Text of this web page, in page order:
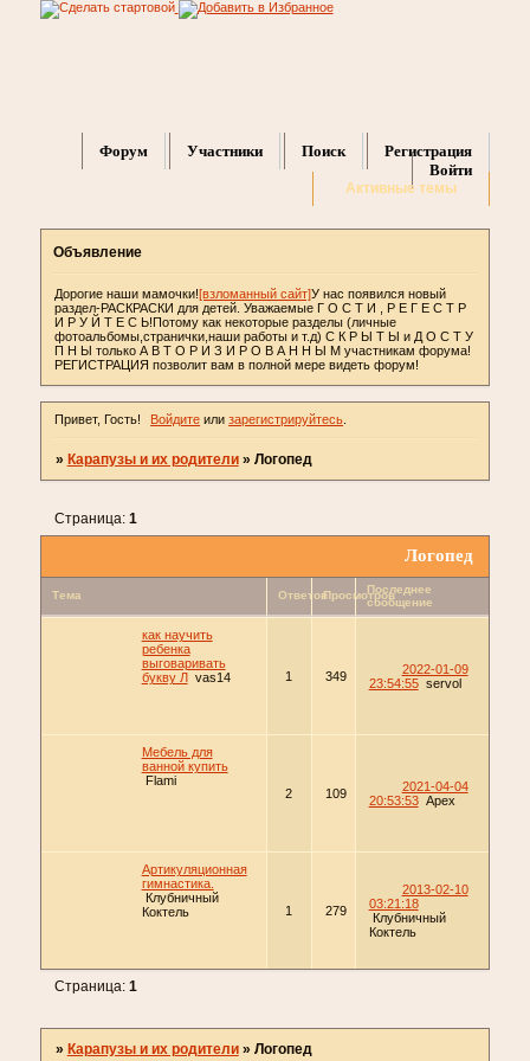
Форум Участники Поиск
Регистрация
Войти
Активные темы
Объявление
Дорогие наши мамочки![взломанный сайт]У нас появился новый
раздел-РАСКРАСКИ для детей. Уважаемые Г О С Т И , Р Е Г Е С Т Р
И Р У Й Т Е С Ь!Потому как некоторые разделы (личные
фотоальбомы,странички,наши работы и т.д) С К Р Ы Т Ы и Д О С Т У
П Н Ы только А В Т О Р И З И Р О В А Н Н Ы М участникам форума!
РЕГИСТРАЦИЯ позволит вам в полной мере видеть форум!
Привет, Гость! Войдите илизарегистрируйтесь
» Карапузы и их родители » Логопед
Логопед
Страница: 1
Тема ОтветовПросмотровПоследнее
сообщение
как научить
ребенка
выговаривать
букву Л vas14 1 349
2022-01-09
23:54:55 servol
Мебель для
ванной купить
Flami
2
109
2021-04-04
20:53:53 Apex
Артикуляционная
гимнастика.
Клубничный
Коктель
1 279
2013-02-10
03:21:18
Клубничный
Коктель
Страница: 1
» Карапузы и их родители » Логопед